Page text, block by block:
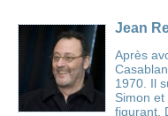
Jean
Après
1970. Il
Simon
figurant.